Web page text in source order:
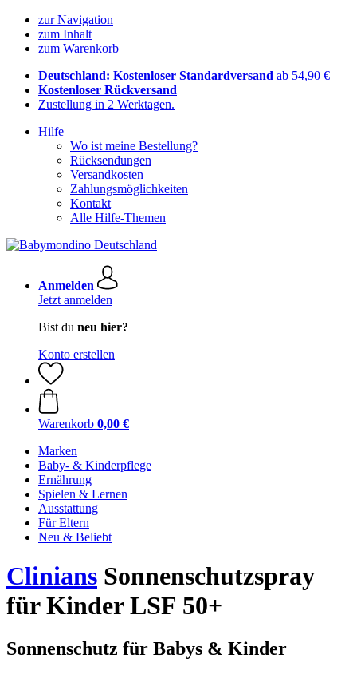
zur Navigation
zum Inhalt
zum Warenkorb
Deutschland: Kostenloser Standardversand ab 54,90 €
Kostenloser Rückversand
Zustellung in 2 Werktagen.
Hilfe
Wo ist meine Bestellung?
Rücksendungen
Versandkosten
Zahlungsmöglichkeiten
Kontakt
Alle Hilfe-Themen
Anmelden
Jetzt anmelden
Bist du neu hier?
Konto erstellen
Warenkorb 0,00 €
Marken
Baby- & Kinderpflege
Ernährung
Spielen & Lernen
Ausstattung
Für Eltern
Neu & Beliebt
Clinians Sonnenschutzspray
für Kinder LSF 50+
Sonnenschutz für Babys & Kinder